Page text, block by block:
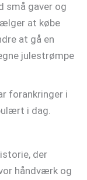
små gaver og
at købe
at gå en
julestrømpe
forankringer i
i dag.
der
håndværk og